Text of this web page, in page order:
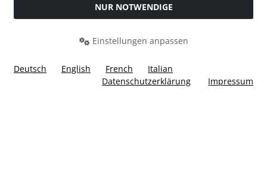
WiderrufsformularNUR NOTWENDIGE
Einstellungen anpassen
Deutsch English French
Italian
Datenschutzerklärung
Impressum